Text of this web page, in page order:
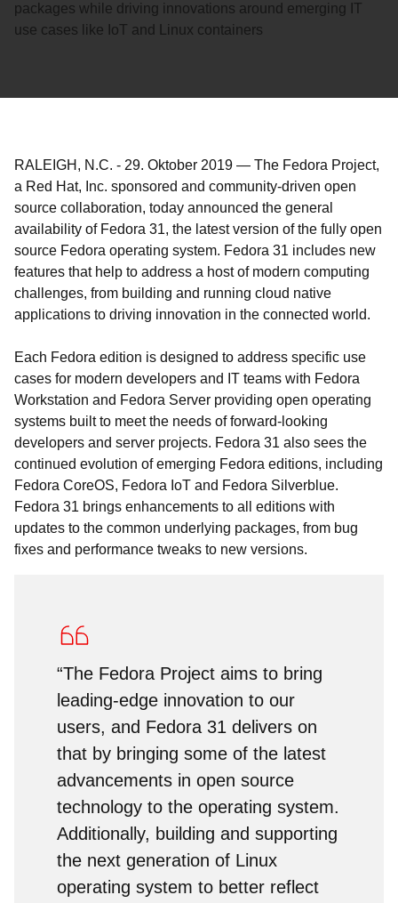
packages while driving innovations around emerging IT
use cases like IoT and Linux containers
RALEIGH, N.C. - 29. Oktober 2019 — The Fedora Project,
a Red Hat, Inc. sponsored and community-driven open
source collaboration, today announced the general
availability of Fedora 31, the latest version of the fully open
source Fedora operating system. Fedora 31 includes new
features that help to address a host of modern computing
challenges, from building and running cloud native
applications to driving innovation in the connected world.
Each Fedora edition is designed to address specific use
cases for modern developers and IT teams with Fedora
Workstation and Fedora Server providing open operating
systems built to meet the needs of forward-looking
developers and server projects. Fedora 31 also sees the
continued evolution of emerging Fedora editions, including
Fedora CoreOS, Fedora IoT and Fedora Silverblue.
Fedora 31 brings enhancements to all editions with
updates to the common underlying packages, from bug
fixes and performance tweaks to new versions.
“The Fedora Project aims to bring
leading-edge innovation to our
users, and Fedora 31 delivers on
that by bringing some of the latest
advancements in open source
technology to the operating system.
Additionally, building and supporting
the next generation of Linux
operating system to better reflect